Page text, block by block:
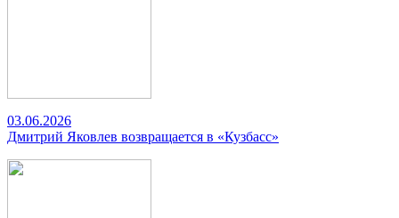
03.06.2026
Дмитрий Яковлев возвращается в «Кузбасс»